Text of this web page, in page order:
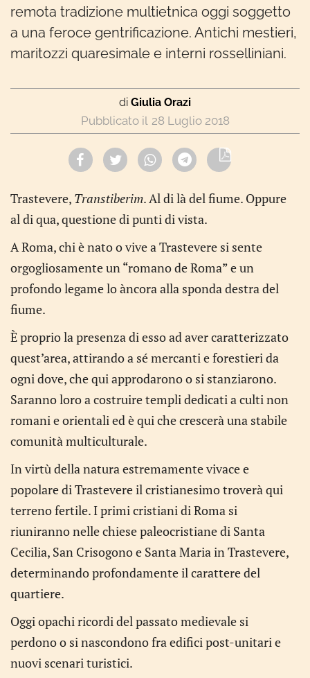
remota tradizione multietnica oggi soggetto
a una feroce gentrificazione. Antichi mestieri,
maritozzi quaresimale e interni rosselliniani.
di Giulia Orazi
28 Luglio 2018
Trastevere, Transtiberim. Al di là del fiume. Oppure
al di qua, questione di punti di vista.
A Roma, chi è nato o vive a Trastevere si sente
orgogliosamente un “romano de Roma” e un
profondo legame lo àncora alla sponda destra del
fiume.
È proprio la presenza di esso ad aver caratterizzato
quest’area, attirando a sé mercanti e forestieri da
ogni dove, che qui approdarono o si stanziarono.
Saranno loro a costruire templi dedicati a culti non
romani e orientali ed è qui che crescerà una stabile
comunità multiculturale.
In virtù della natura estremamente vivace e
popolare di Trastevere il cristianesimo troverà qui
terreno fertile. I primi cristiani di Roma si
riuniranno nelle chiese paleocristiane di Santa
Cecilia, San Crisogono e Santa Maria in Trastevere,
determinando profondamente il carattere del
quartiere.
Oggi opachi ricordi del passato medievale si
perdono o si nascondono fra edifici post-unitari e
nuovi scenari turistici.